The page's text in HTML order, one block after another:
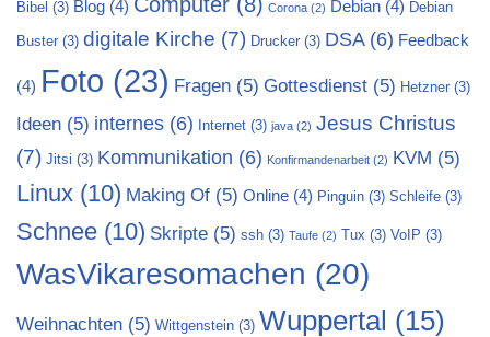
Bibel (3) Blog (4) Corona (2) Debian (4) Debian
Buster (3) digitale Kirche (7) Drucker (3) DSA(6) Feedback
(4) Foto (23) Fragen (5) Gottesdienst (5) Hetzner (3)
Ideen (5) internes (6) Internet (3) java (2) Jesus Christus
(7) Jitsi (3) Kommunikation (6) Konfirmandenarbeit (2) KVM (5)
Linux (10) Making Of (5) Online (4) Pinguin (3) Schleife (3)
Schnee (10) Skripte (5) ssh (3) Taufe (2) Tux (3) VoIP (3)
WasVikaresomachen (20)
Weihnachten (5) Wittgenstein (3) Wuppertal (15)